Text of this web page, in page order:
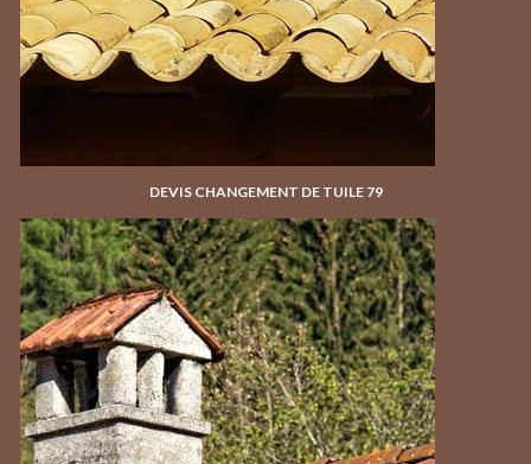
DEVIS CHANGEMENT DE TUILE 79